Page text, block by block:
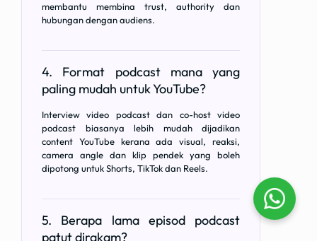
membantu membina trust, authority dan
hubungan dengan audiens.
4. Format podcast mana yang
paling mudah untuk YouTube?
Interview video podcast dan co-host video
podcast biasanya lebih mudah dijadikan
content YouTube kerana ada visual, reaksi,
camera angle dan klip pendek yang boleh
dipotong untuk Shorts, TikTok dan Reels.
5. Berapa lama episod podcast
patut dirakam?